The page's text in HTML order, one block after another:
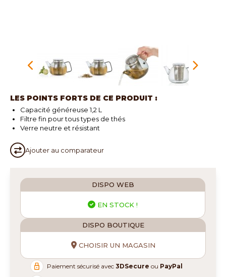
LES POINTS FORTS DE CE PRODUIT :
Capacité généreuse 1,2 L
Filtre fin pour tous types de thés
Verre neutre et résistant
Ajouter au comparateur
DISPO WEB
EN STOCK !
DISPO BOUTIQUE
CHOISIR UN MAGASIN
Paiement sécurisé avec3DSecure ou PayPal